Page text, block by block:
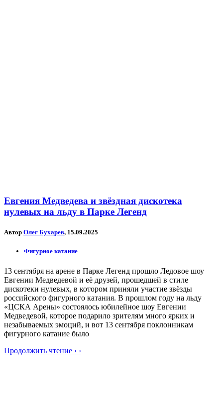
Евгения Медведева и звёздная дискотека
нулевых на льду в Парке Легенд
Автор Олег Бухарев, 15.09.2025
Фигурное катание
13 сентября на арене в Парке Легенд прошло Ледовое шоу
Евгении Медведевой и её друзей, прошедшей в стиле
дискотеки нулевых, в котором приняли участие звёзды
российского фигурного катания. В прошлом году на льду
«ЦСКА Арены» состоялось юбилейное шоу Евгении
Медведевой, которое подарило зрителям много ярких и
незабываемых эмоций, и вот 13 сентября поклонникам
фигурного катание было
Продолжить чтение › ›